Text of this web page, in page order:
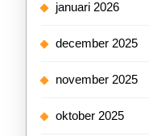
januari 2026
december 2025
november 2025
oktober 2025